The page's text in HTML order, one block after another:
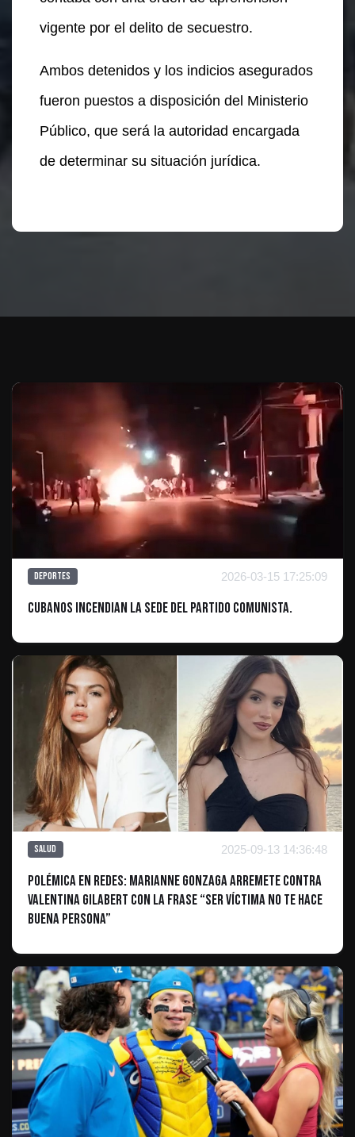
vigente por el delito de secuestro.
Ambos detenidos y los indicios asegurados
fueron puestos a disposición del Ministerio
Público, que será la autoridad encargada
de determinar su situación jurídica.
Deportes 2026-03-15 17:25:09
Cubanos incendian la sede del Partido Comunista.
Salud 2025-09-13 14:36:48
Polémica en redes: Marianne Gonzaga arremete contra
Valentina Gilabert con la frase “Ser víctima no te hace
buena persona”